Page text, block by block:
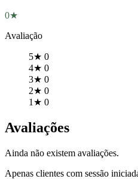
0★
Avaliação
5★ 0
4★ 0
3★ 0
2★ 0
1★ 0
Avaliações
Ainda não existem avaliações.
Apenas clientes com sessão